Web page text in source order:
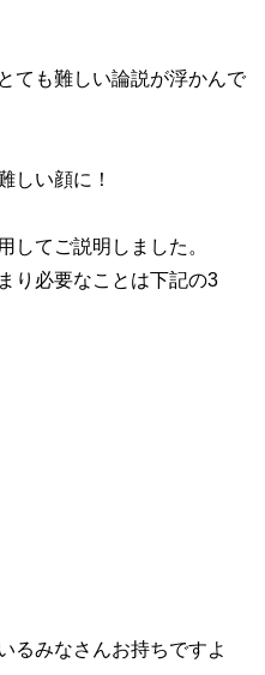
ても難しい論説が浮かんで
しい顔に！
してご説明しました。
り必要なことは下記の3
るみなさんお持ちですよ